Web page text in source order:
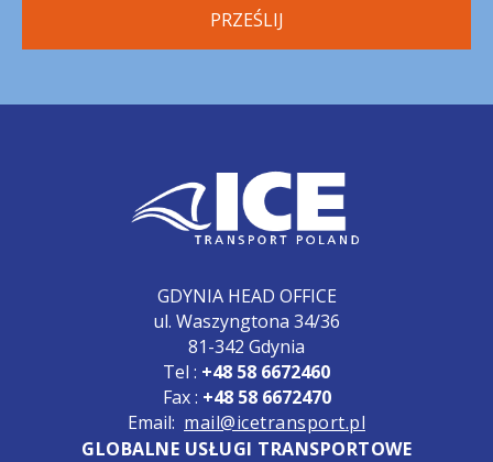
GDYNIA HEAD OFFICE
ul. Waszyngtona 34/36
81-342 Gdynia
Tel : +48 58 6672460
Fax : +48 58 6672470
Email: mail@icetransport.pl
GLOBALNE USŁUGI TRANSPORTOWE